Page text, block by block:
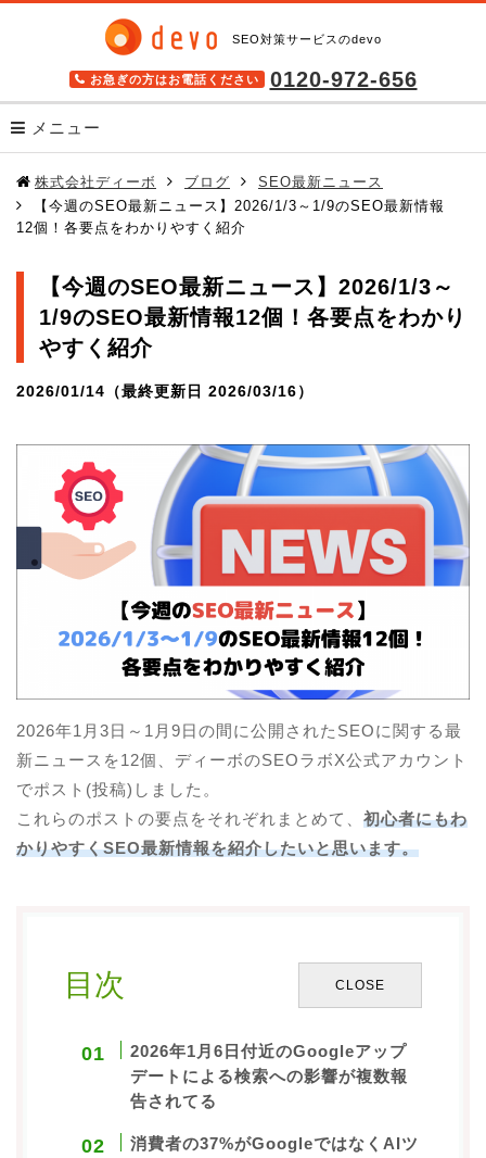
SEO対策サービスのdevo
お急ぎの方はお電話ください 0120-972-656
メニュー
サービス
SEOツール キーワードファインダー
格安SEOサービス SEO Pack
高機能SEOツール seodoor(セオドア)
導入事例
SEOを学ぶ
SEOとは？
SEOラボ(SEOの基礎と対策)
AI×SEO(AISEOの基礎と対策)
SEOセミナー
業種別SEOガイド
SEOのよくある質問
ブログ
SEO最新ニュース
会社概要
株式会社ディーボ ブログ
SEO最新ニュース
【今週のSEO最新ニュース】2026/1/3～1/9のSEO最新情報
12個！各要点をわかりやすく紹介
【今週のSEO最新ニュース】2026/1/3～
1/9のSEO最新情報12個！各要点をわかり
やすく紹介
2026/01/14（最終更新日 2026/03/16）
2026年1月3日～1月9日の間に公開されたSEOに関する最
新ニュースを12個、ディーボのSEOラボX公式アカウント
でポスト(投稿)しました。
これらのポストの要点をそれぞれまとめて、 初心者にもわ
かりやすくSEO最新情報を紹介したいと思います。
CLOSE
目次
2026年1月6日付近のGoogleアップ
デートによる検索への影響が複数報
告されてる
消費者の37%がGoogleではなくAIツ